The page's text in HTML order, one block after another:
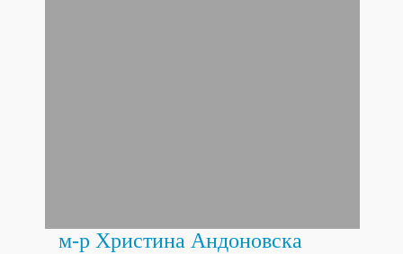
м-р Христина Андоновска